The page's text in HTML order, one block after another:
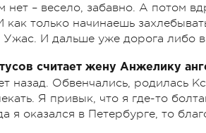
нет – весело, забавно. А потом
только начинаешь
Ужас. И дальше уже дорога либо
считает жену Анжелику
назад. Обвенчались, родилась
Я привык, что я где-то
я оказался в Петербурге, то